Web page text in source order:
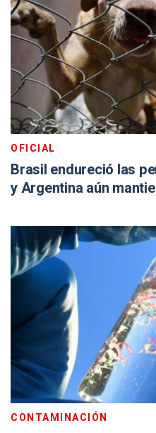
OFICIAL
Brasil endureció las
y Argentina aún
CONTAMINACIÓN